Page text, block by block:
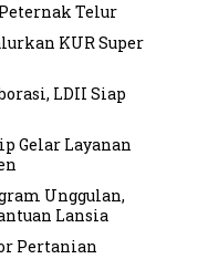
Telur
KUR Super
LDII Siap
Gelar Layanan
Unggulan,
Lansia
Pertanian